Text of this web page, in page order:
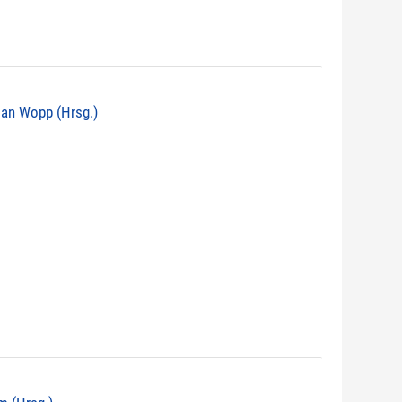
Wopp (Hrsg.)